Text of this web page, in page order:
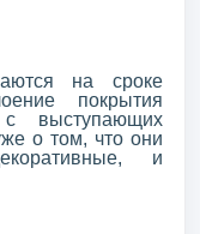
на сроке
покрытия
выступающих
о том, что они
и